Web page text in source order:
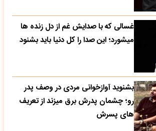
غسالی که با صدایش غم از دل زنده ها
میشورد؛ این صدا را کل دنیا باید بشنود
بشنوید آوازخوانی مردی در وصف پدر
رو؛ چشمان پدرش برق میزند از تعریف
های پسرش